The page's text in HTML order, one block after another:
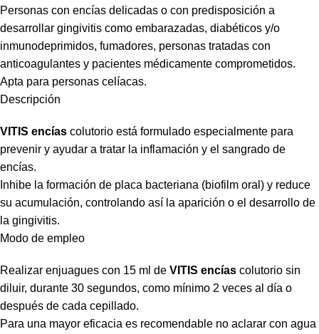
Personas con encías delicadas o con predisposición a
desarrollar gingivitis como embarazadas, diabéticos y/o
inmunodeprimidos, fumadores, personas tratadas con
anticoagulantes y pacientes médicamente comprometidos.
Apta para personas celíacas.
Descripción
VITIS encías colutorio está formulado especialmente para
prevenir y ayudar a tratar la inflamación y el sangrado de
encías.
Inhibe la formación de placa bacteriana (biofilm oral) y reduce
su acumulación, controlando así la aparición o el desarrollo de
la gingivitis.
Modo de empleo
Realizar enjuagues con 15 ml de VITIS encías colutorio sin
diluir, durante 30 segundos, como mínimo 2 veces al día o
después de cada cepillado.
Para una mayor eficacia es recomendable no aclarar con agua